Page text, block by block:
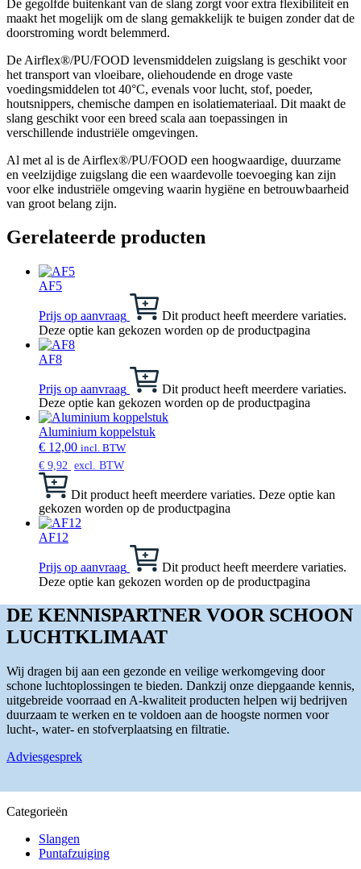
De gegolfde buitenkant van de slang zorgt voor extra flexibiliteit en
maakt het mogelijk om de slang gemakkelijk te buigen zonder dat de
doorstroming wordt belemmerd.
De Airflex®/PU/FOOD levensmiddelen zuigslang is geschikt voor
het transport van vloeibare, oliehoudende en droge vaste
voedingsmiddelen tot 40°C, evenals voor lucht, stof, poeder,
houtsnippers, chemische dampen en isolatiemateriaal. Dit maakt de
slang geschikt voor een breed scala aan toepassingen in
verschillende industriële omgevingen.
Al met al is de Airflex®/PU/FOOD een hoogwaardige, duurzame
en veelzijdige zuigslang die een waardevolle toevoeging kan zijn
voor elke industriële omgeving waarin hygiëne en betrouwbaarheid
van groot belang zijn.
Gerelateerde producten
AF5
Prijs op aanvraag
Dit product heeft meerdere variaties.
Deze optie kan gekozen worden op de productpagina
AF8
Prijs op aanvraag
Dit product heeft meerdere variaties.
Deze optie kan gekozen worden op de productpagina
Aluminium koppelstuk
€ 12,00 incl. BTW
€ 9,92 excl. BTW
Dit product heeft meerdere variaties. Deze optie kan
gekozen worden op de productpagina
AF12
Prijs op aanvraag
Dit product heeft meerdere variaties.
Deze optie kan gekozen worden op de productpagina
DE KENNISPARTNER VOOR SCHOON
LUCHTKLIMAAT
Wij dragen bij aan een gezonde en veilige werkomgeving door
schone luchtoplossingen te bieden. Dankzij onze diepgaande kennis,
uitgebreide voorraad en A-kwaliteit producten helpen wij bedrijven
duurzaam te werken en te voldoen aan de hoogste normen voor
lucht-, water- en stofverplaatsing en filtratie.
Adviesgesprek
Categorieën
Slangen
Puntafzuiging